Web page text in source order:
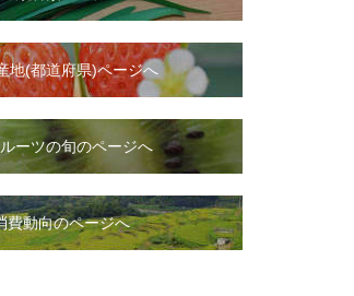
地(都道府県)ページへ
ーツの旬のページへ
費動向のページへ